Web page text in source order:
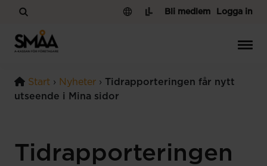
Hoppa till innehåll
Logga in
Bli medlem
Start › Nyheter › Tidrapporteringen får nytt
utseende i Mina sidor
Tidrapporteringen